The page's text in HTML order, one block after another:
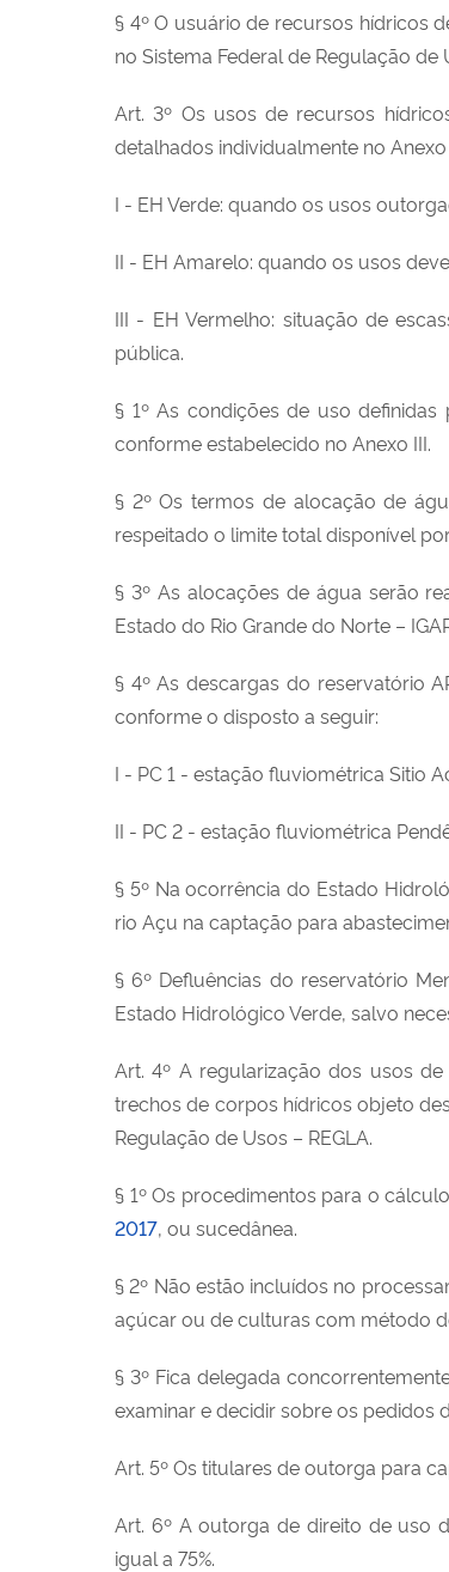
§ 4º O usuário de recursos hídricos
no Sistema Federal de Regulação de
Art. 3º Os usos de recursos
detalhados individualmente no
I - EH Verde: quando os usos
II - EH Amarelo: quando os usos
III - EH Vermelho: situação de
pública.
§ 1º As condições de uso
conforme estabelecido no Anexo III.
§ 2º Os termos de alocação de
respeitado o limite total disponível
§ 3º As alocações de água serão
Estado do Rio Grande do Norte –
§ 4º As descargas do reservatório
conforme o disposto a seguir:
I - PC 1 - estação fluviométrica Sitio
II - PC 2 - estação fluviométrica
§ 5º Na ocorrência do Estado
rio Açu na captação para
§ 6º Defluências do reservatório
Estado Hidrológico Verde, salvo
Art. 4º A regularização dos usos
trechos de corpos hídricos objeto
Regulação de Usos – REGLA.
§ 1º Os procedimentos para o
2017, ou sucedânea.
§ 2º Não estão incluídos no
açúcar ou de culturas com método
§ 3º Fica delegada
examinar e decidir sobre os pedidos
Art. 5º Os titulares de outorga para
Art. 6º A outorga de direito de uso
igual a 75%.